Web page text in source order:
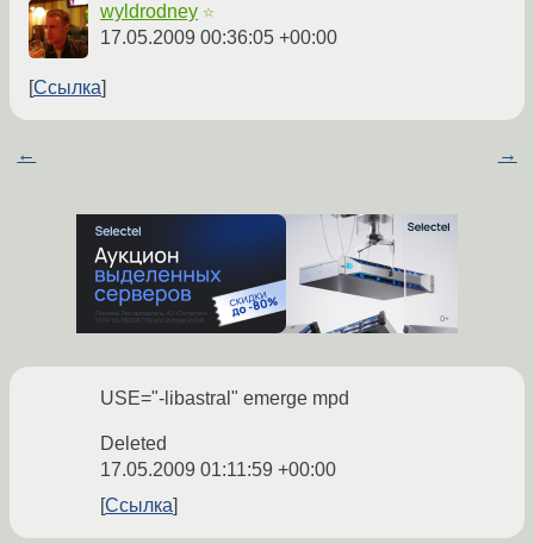
wyldrodney ☆
17.05.2009 00:36:05 +00:00
Ссылка
← →
USE="-libastral" emerge mpd
Deleted
17.05.2009 01:11:59 +00:00
Ссылка